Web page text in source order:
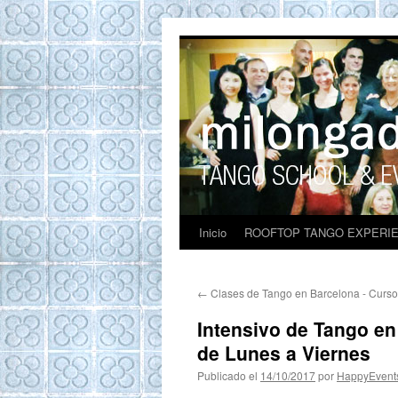
ROOFTOP
Tango en Barcelona. Clases de Tango en
Barcelona. Show Tango. barcelona
experience. Private Tango Lesson. Rooftop
Tango experience Barcelona. Tango
Barcelona
Inicio ROOFTOP TANGO
← Clases de Tango en Barcelona -
Intensivo de Tango
de Lunes a Viernes
Publicado el 14/10/2017por